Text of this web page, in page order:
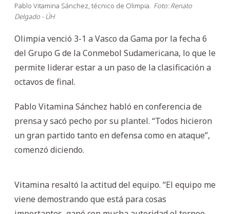
Pablo Vitamina Sánchez, técnico de Olimpia. Foto: Renato
Delgado - ÚH
Olimpia venció 3-1 a Vasco da Gama por la fecha 6
del Grupo G de la Conmebol Sudamericana, lo que le
permite liderar estar a un paso de la clasificación a
octavos de final.
Pablo Vitamina Sánchez habló en conferencia de
prensa y sacó pecho por su plantel. “Todos hicieron
un gran partido tanto en defensa como en ataque”,
comenzó diciendo.
Vitamina resaltó la actitud del equipo. “El equipo me
viene demostrando que está para cosas